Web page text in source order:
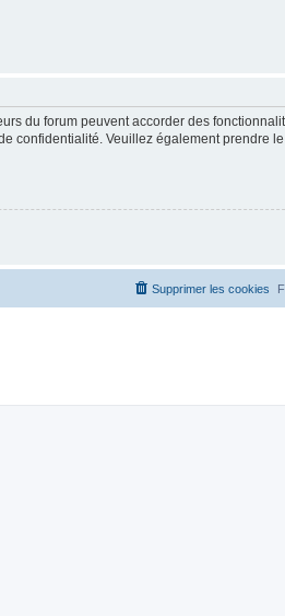
du forum peuvent accorder des
confidentialité. Veuillez également prendre
Supprimer les cookies